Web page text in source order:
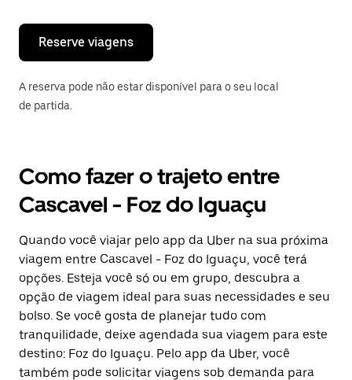
o
calendário.
Reserve viagens
A reserva pode não estar disponível para o seu local
de partida.
Como fazer o trajeto entre
Cascavel - Foz do Iguaçu
Quando você viajar pelo app da Uber na sua próxima
viagem entre Cascavel - Foz do Iguaçu, você terá
opções. Esteja você só ou em grupo, descubra a
opção de viagem ideal para suas necessidades e seu
bolso. Se você gosta de planejar tudo com
tranquilidade, deixe agendada sua viagem para este
destino: Foz do Iguaçu. Pelo app da Uber, você
também pode solicitar viagens sob demanda para